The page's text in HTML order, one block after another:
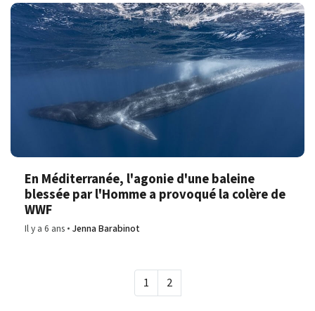
En Méditerranée, l'agonie d'une baleine
blessée par l'Homme a provoqué la colère de
WWF
Il y a 6 ans Jenna Barabinot
1 2